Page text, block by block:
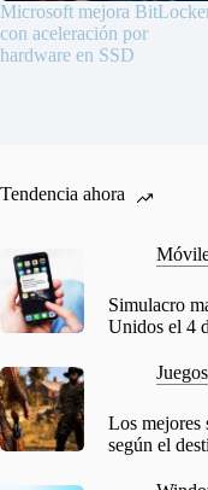
Microsoft mejora
con aceleración por
hardware en SSD
Tendencia ahora
Simulacro
Unidos el 4
Juegos
Los mejores
según el